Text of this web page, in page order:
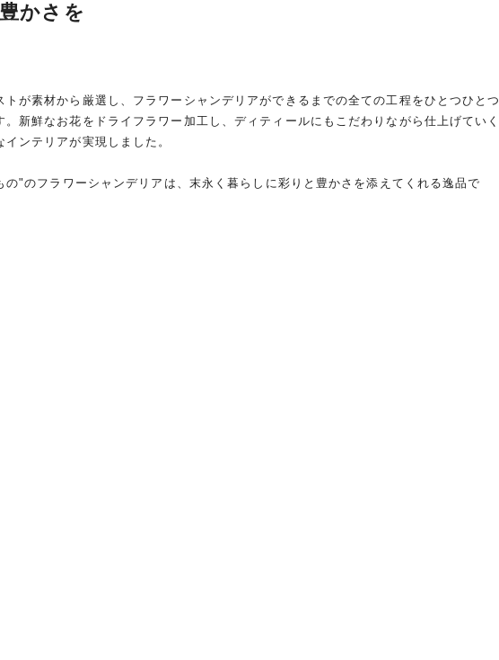
かさを
が素材から厳選し、フラワーシャンデリアができるまでの全ての工程をひとつひとつ
新鮮なお花をドライフラワー加工し、ディティールにもこだわりながら仕上げていく
ンテリアが実現しました。
"のフラワーシャンデリアは、末永く暮らしに彩りと豊かさを添えてくれる逸品で